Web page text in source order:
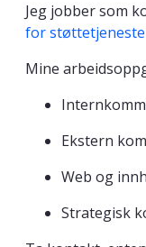
Jeg jobber som
for
Mine
Ekstern
Web og
Strategisk